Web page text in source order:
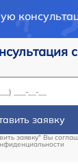
заявку
заявку" Вы